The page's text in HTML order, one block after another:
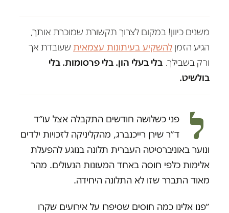
משנים כיוון! במקום לצרוך תקשורת שמוכרת אותך,
הגיע הזמן להשקיע בעיתונות עצמאית שעובדת אך
ורק בשבילך. בלי בעלי הון. בלי פרסומות. בלי
בולשיט.
ל
פני כשלושה חודשים התקבלה אצל עו״ד
ד״ר שירן רייכנברג, מהקליניקה לזכויות ילדים
ונוער באוניברסיטה העברית תלונה בנוגע להפעלת
אלימות כלפי חוסה באחד המעונות הנעולים. מהר
מאוד התברר שזו לא התלונה היחידה.
״פנו אלינו כמה חוסים שסיפרו על אירועים שקרו